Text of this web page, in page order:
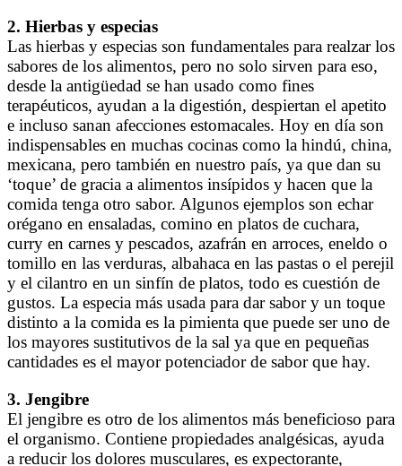
2. Hierbas y especias
Las hierbas y especias son fundamentales para realzar los
sabores de los alimentos, pero no solo sirven para eso,
desde la antigüedad se han usado como fines
terapéuticos, ayudan a la digestión, despiertan el apetito
e incluso sanan afecciones estomacales. Hoy en día son
indispensables en muchas cocinas como la hindú, china,
mexicana, pero también en nuestro país, ya que dan su
‘toque’ de gracia a alimentos insípidos y hacen que la
comida tenga otro sabor. Algunos ejemplos son echar
orégano en ensaladas, comino en platos de cuchara,
curry en carnes y pescados, azafrán en arroces, eneldo o
tomillo en las verduras, albahaca en las pastas o el perejil
y el cilantro en un sinfín de platos, todo es cuestión de
gustos. La especia más usada para dar sabor y un toque
distinto a la comida es la pimienta que puede ser uno de
los mayores sustitutivos de la sal ya que en pequeñas
cantidades es el mayor potenciador de sabor que hay.
3. Jengibre
El jengibre es otro de los alimentos más beneficioso para
el organismo. Contiene propiedades analgésicas, ayuda
a reducir los dolores musculares, es expectorante,